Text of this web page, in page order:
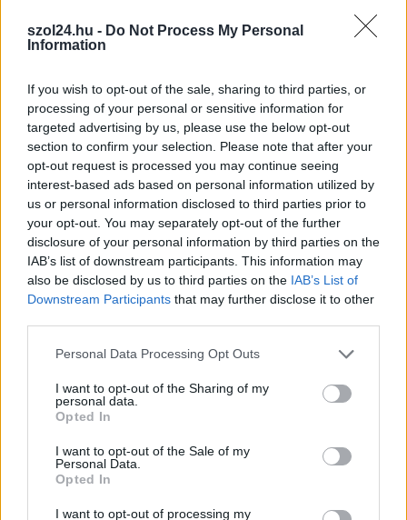
szol24.hu - Do Not Process My Personal
Information
If you wish to opt-out of the sale, sharing to third parties, or
processing of your personal or sensitive information for
targeted advertising by us, please use the below opt-out
section to confirm your selection. Please note that after your
opt-out request is processed you may continue seeing
interest-based ads based on personal information utilized by
us or personal information disclosed to third parties prior to
your opt-out. You may separately opt-out of the further
disclosure of your personal information by third parties on the
IAB’s list of downstream participants. This information may
also be disclosed by us to third parties on the IAB’s List of
Downstream Participants that may further disclose it to other
Please note that this website/app uses one or more Google
not limited to your visit or usage behaviour. You may click to
grant or deny consent to Google and its third-party tags to
use your data for below specified purposes in below Google
consent section.
Personal Data Processing Opt Outs
I want to opt-out of the Sharing of my
personal data.
Opted In
I want to opt-out of the Sale of my
Personal Data.
Opted In
I want to opt-out of processing my
Szolnok
Szolnokon klímát javítottak, helikoptereket is
Tovább tombol az extrém kánikula az országban, a jelenlegi
előrejelzések szerint a jövő hét elejéig garantált...